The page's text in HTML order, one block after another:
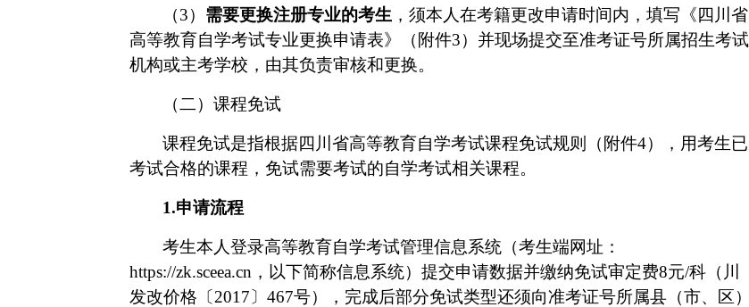
（3） 需要更换注册专业的考生 ，须本人在考籍更改申请时间内，填写《四川省
高等教育自学考试专业更换申请表》（附件3）并现场提交至准考证号所属招生考试
机构或主考学校 ，由其负责审核和更换。
（二） 课程免试
课程免试是指根据四川省高等教育自学考试课程免试规则（附件4）
，用考生已
考试合格的课程，免试需要考试的自学考试相关课程。
1.申请流程
考生本人登录高等教育自学考试管理信息系统（考生端网址：
https://zk.sceea.cn ，以下简称信息系统）提交申请数据并缴纳免试审定费8元/科（川
发改价格〔2017〕467号），完成后部分免试类型还须向准考证号所属县（市、区）